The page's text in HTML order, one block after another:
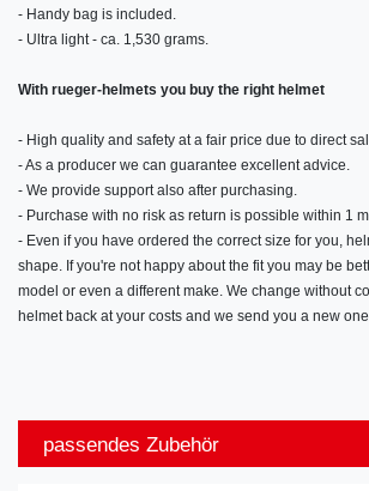
- Handy bag is included.
- Ultra light - ca. 1,530 grams.
With rueger-helmets you buy the right helmet
- High quality and safety at a fair price due to direct
- As a producer we can guarantee excellent advice.
- We provide support also after purchasing.
- Purchase with no risk as return is possible within 1
- Even if you have ordered the correct size for you,
shape. If you're not happy about the fit you may be
model or even a different make. We change without
helmet back at your costs and we send you a new
passendes Zubehör